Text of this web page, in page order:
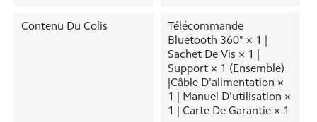
Contenu Du Colis
Télécommande
Bluetooth 360° × 1 |
Sachet De Vis × 1 |
Support × 1 (ensemble)
|Câble D'alimentation ×
1 | Manuel D'utilisation ×
1 | Carte De Garantie × 1